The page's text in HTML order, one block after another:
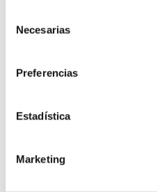
Necesarias
Preferencias
Estadística
Marketing
-
Negro Rojo